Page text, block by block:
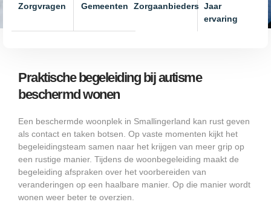
Zorgvragen Gemeenten Zorgaanbieders Jaar
ervaring
Praktische begeleiding bij autisme
beschermd wonen
Een beschermde woonplek in Smallingerland kan rust geven
als contact en taken botsen. Op vaste momenten kijkt het
begeleidingsteam samen naar het krijgen van meer grip op
een rustige manier. Tijdens de woonbegeleiding maakt de
begeleiding afspraken over het voorbereiden van
veranderingen op een haalbare manier. Op die manier wordt
wonen weer beter te overzien.